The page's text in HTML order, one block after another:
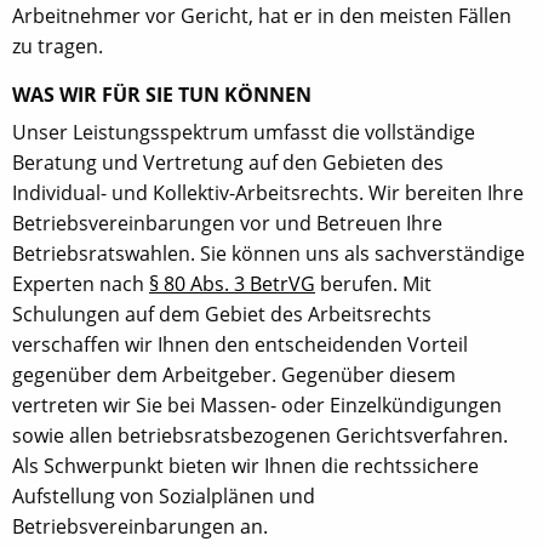
Arbeitnehmer vor Gericht, hat er in den meisten Fällen
zu tragen.
WAS WIR FÜR SIE TUN KÖNNEN
Unser Leistungsspektrum umfasst die vollständige
Beratung und Vertretung auf den Gebieten des
Individual- und Kollektiv-Arbeitsrechts. Wir bereiten Ihre
Betriebsvereinbarungen vor und Betreuen Ihre
Betriebsratswahlen. Sie können uns als sachverständige
Experten nach § 80 Abs. 3 BetrVG berufen. Mit
Schulungen auf dem Gebiet des Arbeitsrechts
verschaffen wir Ihnen den entscheidenden Vorteil
gegenüber dem Arbeitgeber. Gegenüber diesem
vertreten wir Sie bei Massen- oder Einzelkündigungen
sowie allen betriebsratsbezogenen Gerichtsverfahren.
Als Schwerpunkt bieten wir Ihnen die rechtssichere
Aufstellung von Sozialplänen und
Betriebsvereinbarungen an.